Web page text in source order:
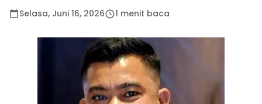
Selasa, Juni 16, 2026 1 menit baca